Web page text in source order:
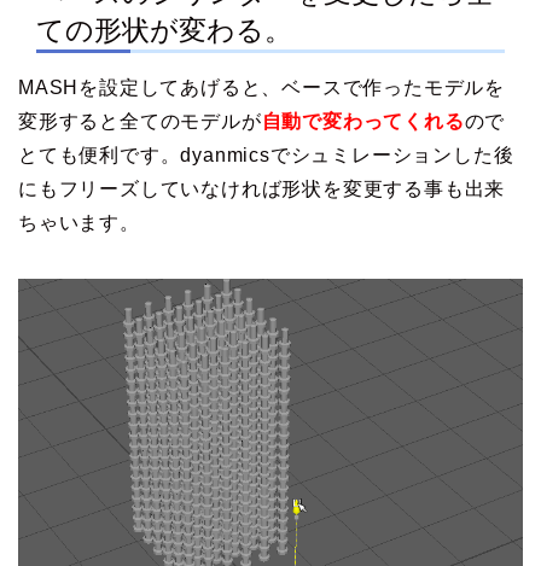
ての形状が変わる。
MASHを設定してあげると、ベースで作ったモデルを
変形すると全てのモデルが自動で変わってくれるので
とても便利です。dyanmicsでシュミレーションした後
にもフリーズしていなければ形状を変更する事も出来
ちゃいます。